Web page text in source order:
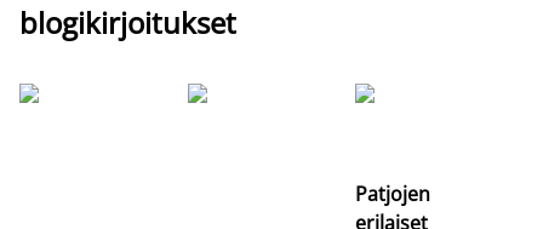
blogikirjoitukset
Patjojen
erilaiset